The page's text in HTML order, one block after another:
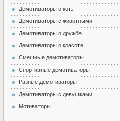
Демотиваторы о котэ
Демотиваторы с животными
Демотиваторы о дружбе
Демотиваторы о красоте
Смешные демотиваторы
Спортивные демотиваторы
Разные демотиваторы
Демотиваторы с девушками
Мотиваторы